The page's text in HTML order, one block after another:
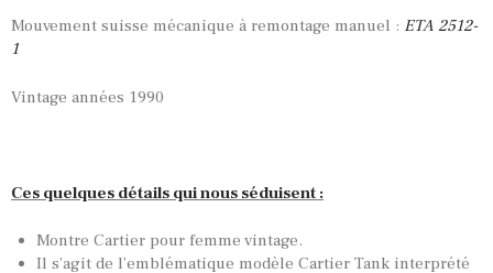
Mouvement suisse mécanique à remontage manuel : ETA 2512-
1
Vintage années 1990
Ces quelques détails qui nous séduisent :
Montre Cartier pour femme vintage.
Il s’agit de l’emblématique modèle Cartier Tank interprété